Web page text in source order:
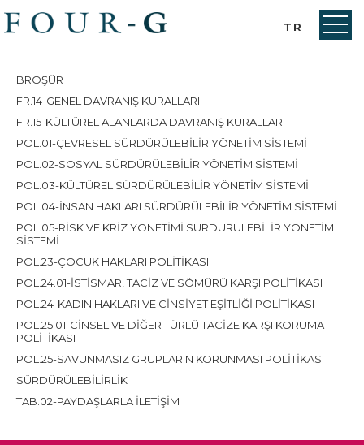
TR
BROŞÜR
FR.14-GENEL DAVRANIŞ KURALLARI
FR.15-KÜLTÜREL ALANLARDA DAVRANIŞ KURALLARI
POL.01-ÇEVRESEL SÜRDÜRÜLEBİLİR YÖNETİM SİSTEMİ
POL.02-SOSYAL SÜRDÜRÜLEBİLİR YÖNETİM SİSTEMİ
POL.03-KÜLTÜREL SÜRDÜRÜLEBİLİR YÖNETİM SİSTEMİ
POL.04-İNSAN HAKLARI SÜRDÜRÜLEBİLİR YÖNETİM SİSTEMİ
POL.05-RİSK VE KRİZ YÖNETİMİ SÜRDÜRÜLEBİLİR YÖNETİM
SİSTEMİ
POL.23-ÇOCUK HAKLARI POLİTİKASI
POL.24.01-İSTİSMAR, TACİZ VE SÖMÜRÜ KARŞI POLİTİKASI
POL.24-KADIN HAKLARI VE CİNSİYET EŞİTLİĞİ POLİTİKASI
POL.25.01-CİNSEL VE DİĞER TÜRLÜ TACİZE KARŞI KORUMA
POLİTİKASI
POL.25-SAVUNMASIZ GRUPLARIN KORUNMASI POLİTİKASI
SÜRDÜRÜLEBİLİRLİK
TAB.02-PAYDAŞLARLA İLETİŞİM